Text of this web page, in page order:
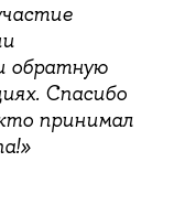
обратную
Спасибо
принимал